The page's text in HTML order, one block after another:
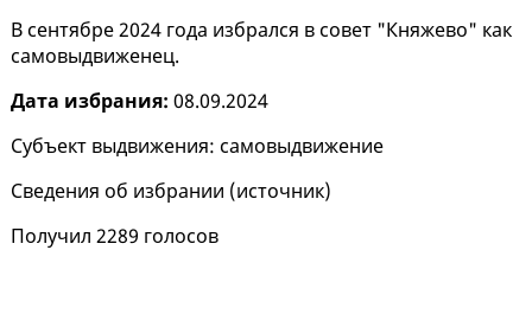
В сентябре 2024 года избрался в совет "Княжево" как
самовыдвиженец.
Дата избрания: 08.09.2024
Субъект выдвижения: самовыдвижение
Сведения об избрании (источник)
Получил 2289 голосов